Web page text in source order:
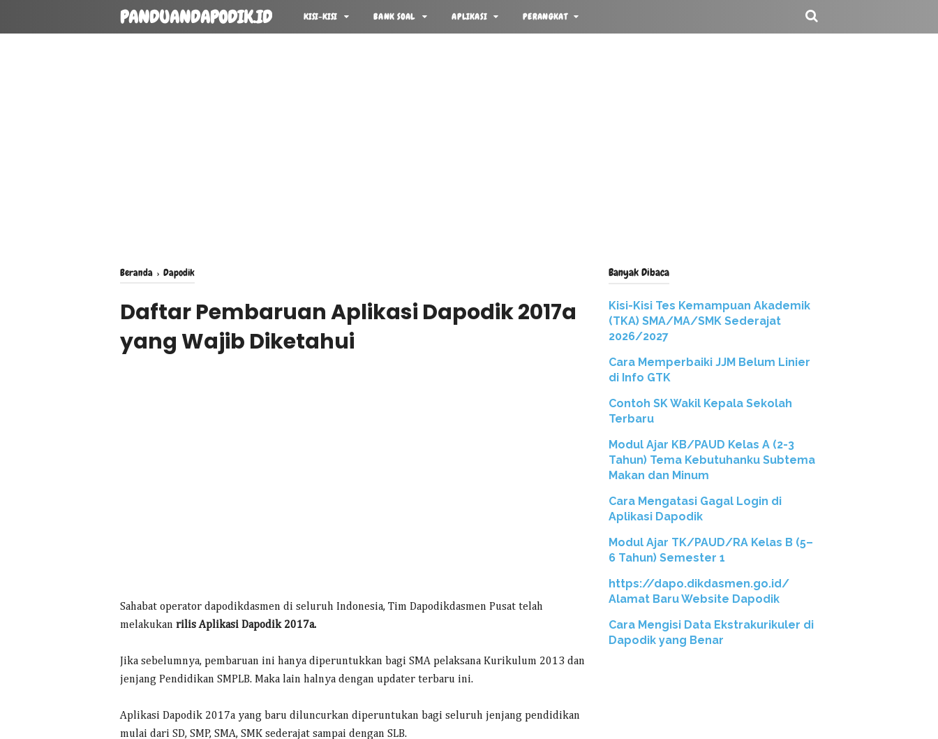
PANDUANDAPODIK.ID KISI-KISI BANK SOAL APLIKASI PERANGKAT
Beranda › Dapodik
Daftar Pembaruan Aplikasi Dapodik 2017a
yang Wajib Diketahui
Sahabat operator dapodikdasmen di seluruh Indonesia, Tim Dapodikdasmen Pusat telah
melakukan rilis Aplikasi Dapodik 2017a.
Jika sebelumnya, pembaruan ini hanya diperuntukkan bagi SMA pelaksana Kurikulum 2013 dan
jenjang Pendidikan SMPLB. Maka lain halnya dengan updater terbaru ini.
Aplikasi Dapodik 2017a yang baru diluncurkan diperuntukan bagi seluruh jenjang pendidikan
mulai dari SD, SMP, SMA, SMK sederajat sampai dengan SLB.
Banyak Dibaca
Kisi-Kisi Tes Kemampuan Akademik
(TKA) SMA/MA/SMK Sederajat
2026/2027
Cara Memperbaiki JJM Belum Linier
di Info GTK
Contoh SK Wakil Kepala Sekolah
Terbaru
Modul Ajar KB/PAUD Kelas A (2-3
Tahun) Tema Kebutuhanku Subtema
Makan dan Minum
Cara Mengatasi Gagal Login di
Aplikasi Dapodik
Modul Ajar TK/PAUD/RA Kelas B (5–
6 Tahun) Semester 1
https://dapo.dikdasmen.go.id/
Alamat Baru Website Dapodik
Cara Mengisi Data Ekstrakurikuler di
Dapodik yang Benar